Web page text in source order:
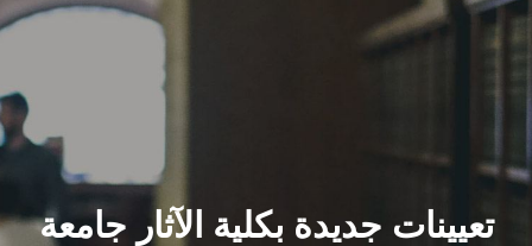
الرئيسيـة
عن الجامعة
القطاعـات
الشئون الأكاديمية
تعيينات جديدة بكلية الآثار جامعة